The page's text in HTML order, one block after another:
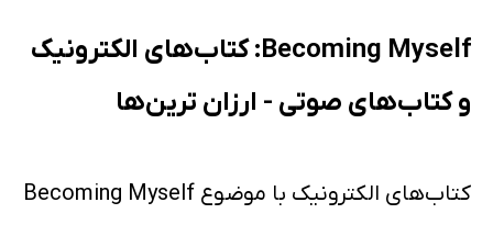
Becoming Myself: کتاب‌های الکترونیک
و کتاب‌های صوتی - ارزان ترین‌ها
کتاب‌های الکترونیک با موضوع Becoming Myself